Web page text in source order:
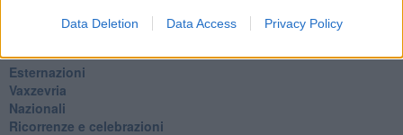
Data Deletion Data Access Privacy Policy
​Ci vuole Fedez
​Cronaca di un vaccino annunciato
​Liberazione
Esternazioni
Vaxzevria
Nazionali
​Ricorrenze e celebrazioni